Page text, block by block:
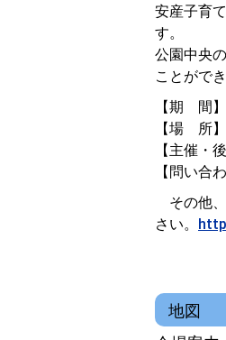
安産子育
す。
公園中央
ことができ
【期 間
【場 所
【主催
【問い
その他、
さい。
地図